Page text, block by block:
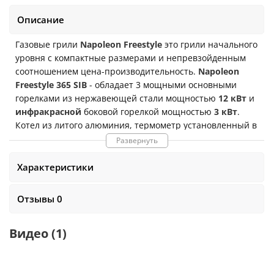
Описание
Газовые грили Napoleon Freestyle это грили начального
уровня с компактные размерами и непревзойденным
соотношением цена-производительность. Napoleon
Freestyle 365 SIB - обладает 3 мощными основными
горелками из нержавеющей стали мощностью 12 кВт и
инфракрасной боковой горелкой мощностью 3 кВт.
Котел из литого алюминия, термометр установленный в
крышке, инновационный поджиг Jetfire, знаменитые
решетки Wave из чугуна, покрытого фарфоровой
эмалью и открывалка для бутылок закрепленная на
крышкой -
Вес:47.7 кг(в коробке
Развернуть
Характеристики
Отзывы 0
Видео(1)